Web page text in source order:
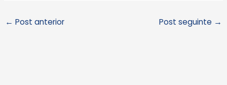
← Post anterior Post seguinte →